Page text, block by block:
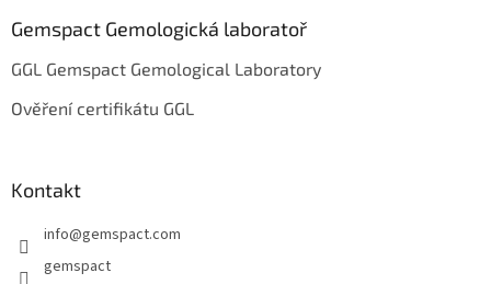
Gemspact Gemologická laboratoř
GGL Gemspact Gemological Laboratory
Ověření certifikátu GGL
Kontakt
info@gemspact.com
gemspact